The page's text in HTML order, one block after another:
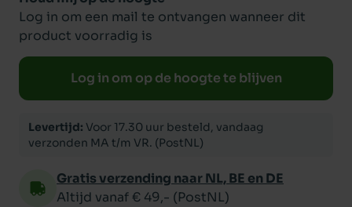
Log in om een mail te ontvangen wanneer dit
product voorradig is
Log in om op de hoogte te blijven
Levertijd: Voor 17.30 uur besteld, vandaag
verzonden MA t/m VR. (PostNL)
Gratis verzending naar NL, BE en DE
Altijd vanaf € 49,- (PostNL)